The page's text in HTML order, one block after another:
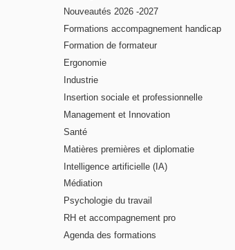
Nouveautés 2026 -2027
Formations accompagnement handicap
Formation de formateur
Ergonomie
Industrie
Insertion sociale et professionnelle
Management et Innovation
Santé
Matières premières et diplomatie
Intelligence artificielle (IA)
Médiation
Psychologie du travail
RH et accompagnement pro
Agenda des formations